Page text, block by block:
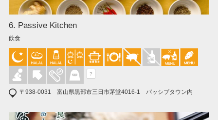
6. Passive Kitchen
飲食
?
〒938-0031 富山県黒部市三日市茅堂4016-1 パッシブタウン内